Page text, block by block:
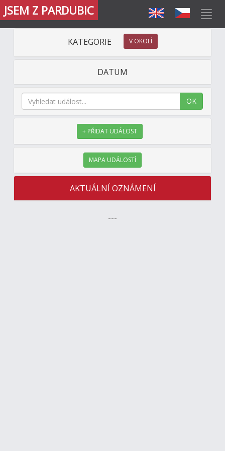
JSEM Z PARDUBIC
KATEGORIE V OKOLÍ
DATUM
OK
+ PŘIDAT UDÁLOST
MAPA UDÁLOSTÍ
AKTUÁLNÍ OZNÁMENÍ
---